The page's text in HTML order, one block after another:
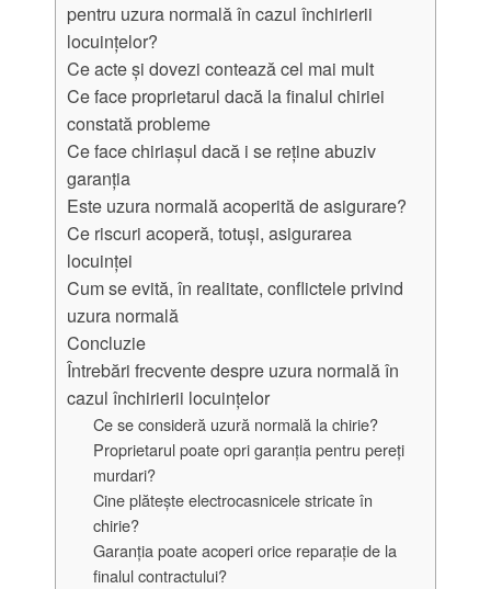
pentru uzura normală în cazul închirierii
locuințelor?
Ce acte și dovezi contează cel mai mult
Ce face proprietarul dacă la finalul chiriei
constată probleme
Ce face chiriașul dacă i se reține abuziv
garanția
Este uzura normală acoperită de asigurare?
Ce riscuri acoperă, totuși, asigurarea
locuinței
Cum se evită, în realitate, conflictele privind
uzura normală
Concluzie
Întrebări frecvente despre uzura normală în
cazul închirierii locuințelor
Ce se consideră uzură normală la chirie?
Proprietarul poate opri garanția pentru pereți
murdari?
Cine plătește electrocasnicele stricate în
chirie?
Garanția poate acoperi orice reparație de la
finalul contractului?